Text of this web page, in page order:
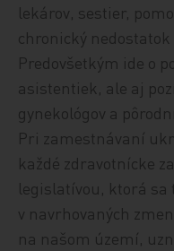
lekárov, sestier,
chronický nedostatok
Predovšetkým ide o
asistentiek, ale aj
gynekológov a
Pri zamestnávaní
každé zdravotnícke
legislatívou, ktorá sa
v navrhovaných
na našom území,